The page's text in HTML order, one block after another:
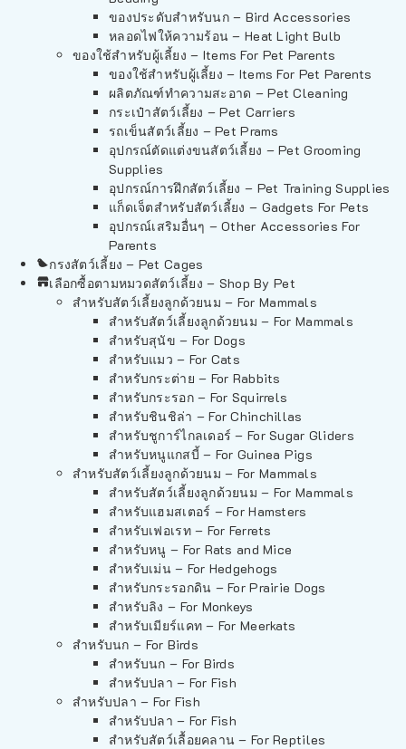
ของประดับสำหรับนก – Bird Accessories
หลอดไฟให้ความร้อน – Heat Light Bulb
ของใช้สำหรับผู้เลี้ยง – Items For Pet Parents
ของใช้สำหรับผู้เลี้ยง – Items For Pet Parents
ผลิตภัณฑ์ทำความสะอาด – Pet Cleaning
กระเป๋าสัตว์เลี้ยง – Pet Carriers
รถเข็นสัตว์เลี้ยง – Pet Prams
อุปกรณ์ตัดแต่งขนสัตว์เลี้ยง – Pet Grooming
Supplies
อุปกรณ์การฝึกสัตว์เลี้ยง – Pet Training Supplies
แก็ดเจ็ตสำหรับสัตว์เลี้ยง – Gadgets For Pets
อุปกรณ์เสริมอื่นๆ – Other Accessories For
Parents
กรงสัตว์เลี้ยง – Pet Cages
เลือกซื้อตามหมวดสัตว์เลี้ยง – Shop By Pet
สำหรับสัตว์เลี้ยงลูกด้วยนม – For Mammals
สำหรับสัตว์เลี้ยงลูกด้วยนม – For Mammals
สำหรับสุนัข – For Dogs
สำหรับแมว – For Cats
สำหรับกระต่าย – For Rabbits
สำหรับกระรอก – For Squirrels
สำหรับชินชิล่า – For Chinchillas
สำหรับชูการ์ไกลเดอร์ – For Sugar Gliders
สำหรับหนูแกสบี้ – For Guinea Pigs
สำหรับสัตว์เลี้ยงลูกด้วยนม – For Mammals
สำหรับสัตว์เลี้ยงลูกด้วยนม – For Mammals
สำหรับแฮมสเตอร์ – For Hamsters
สำหรับเฟอเรท – For Ferrets
สำหรับหนู – For Rats and Mice
สำหรับเม่น – For Hedgehogs
สำหรับกระรอกดิน – For Prairie Dogs
สำหรับลิง – For Monkeys
สำหรับเมียร์แคท – For Meerkats
สำหรับนก – For Birds
สำหรับนก – For Birds
สำหรับปลา – For Fish
สำหรับปลา – For Fish
สำหรับปลา – For Fish
สำหรับสัตว์เลื้อยคลาน – For Reptiles